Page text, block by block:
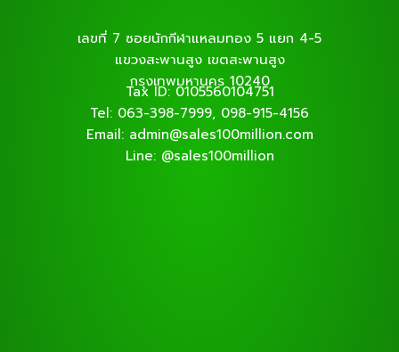
เลขที่ 7 ซอยนักกีฬาแหลมทอง 5 แยก 4-5
แขวงสะพานสูง เขตสะพานสูง
กรุงเทพมหานคร 10240
Tax ID: 0105560104751
Tel: 063-398-7999, 098-915-4156
Email: admin@sales100million.com
Line: @sales100million